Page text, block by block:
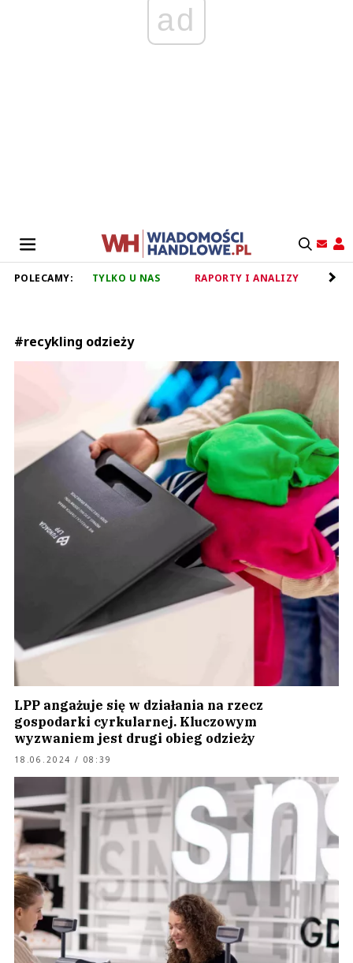
ad
POLECAMY: TYLKO U NAS RAPORTY I ANALIZY
#recykling odzieży
LPP angażuje się w działania na rzecz
gospodarki cyrkularnej. Kluczowym
wyzwaniem jest drugi obieg odzieży
18.06.2024 / 08:39